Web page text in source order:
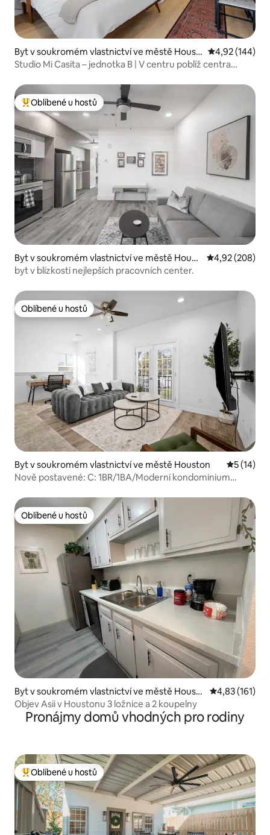
Byt v soukromém vlastnictví ve městě Houst
on
Průměrné
4,92 (144)
Studio Mi Casita – jednotka B | V centru poblíž centra
Nejlepší v kategorii Oblíbené u hostů
Oblíbené u hostů
Byt v soukromém vlastnictví ve městě Houst
on
Průměrné
4,92 (208)
byt v blízkosti nejlepších pracovních center.
Oblíbené u hostů
Oblíbené u hostů
Byt v soukromém vlastnictví ve městě Houston Průměrné
5 (14)
Nově postavené: C: 1BR/1BA/Moderní kondominium
Oblíbené u hostů
Oblíbené u hostů
Byt v soukromém vlastnictví ve městě Housto
n
Průměrné
4,83 (161)
Objev Asii v Houstonu 3 ložnice a 2 koupelny
Pronájmy domů vhodných pro rodiny
Nejlepší v kategorii Oblíbené u hostů
Oblíbené u hostů